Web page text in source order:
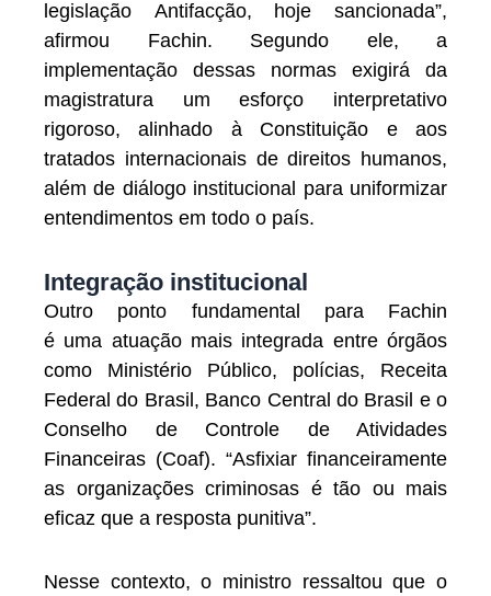
legislação Antifacção, hoje sancionada”,
afirmou Fachin. Segundo ele, a
implementação dessas normas exigirá da
magistratura um esforço interpretativo
rigoroso, alinhado à Constituição e aos
tratados internacionais de direitos humanos,
além de diálogo institucional para uniformizar
entendimentos em todo o país.
Integração institucional
Outro ponto fundamental para Fachin
é uma atuação mais integrada entre órgãos
como Ministério Público, polícias, Receita
Federal do Brasil, Banco Central do Brasil e o
Conselho de Controle de Atividades
Financeiras (Coaf). “Asfixiar financeiramente
as organizações criminosas é tão ou mais
eficaz que a resposta punitiva”.
Nesse contexto, o ministro ressaltou que o